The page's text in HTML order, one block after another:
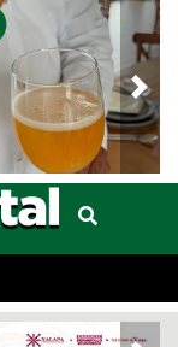
el cuidado de los